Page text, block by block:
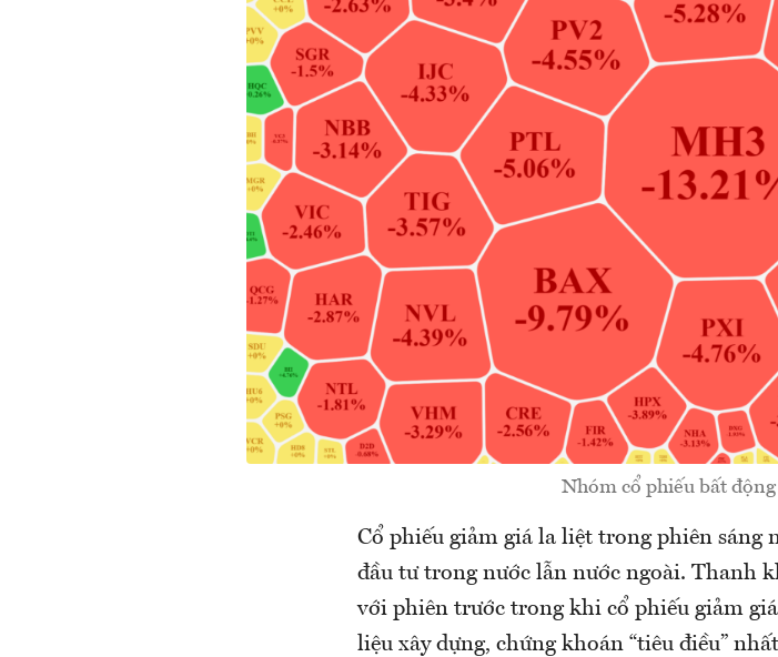
Nhóm cổ phiếu bất
Cổ phiếu giảm giá la liệt trong phiên sáng
đầu tư trong nước lẫn nước ngoài. Thanh
với phiên trước trong khi cổ phiếu giảm
liệu xây dựng, chứng khoán “tiêu điều”